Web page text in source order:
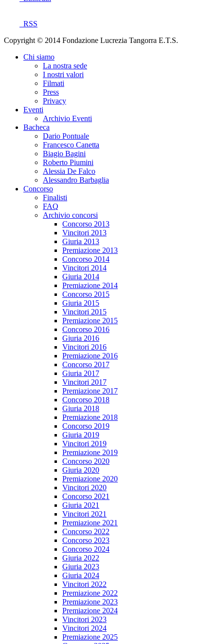
RSS
Copyright © 2014 Fondazione Lucrezia Tangorra E.T.S.
Chi siamo
La nostra sede
I nostri valori
Filmati
Press
Privacy
Eventi
Archivio Eventi
Bacheca
Dario Pontuale
Francesco Canetta
Biagio Bagini
Roberto Piumini
Alessia De Falco
Alessandro Barbaglia
Concorso
Finalisti
FAQ
Archivio concorsi
Concorso 2013
Vincitori 2013
Giuria 2013
Premiazione 2013
Concorso 2014
Vincitori 2014
Giuria 2014
Premiazione 2014
Concorso 2015
Giuria 2015
Vincitori 2015
Premiazione 2015
Concorso 2016
Giuria 2016
Vincitori 2016
Premiazione 2016
Concorso 2017
Giuria 2017
Vincitori 2017
Premiazione 2017
Concorso 2018
Giuria 2018
Premiazione 2018
Concorso 2019
Giuria 2019
Vincitori 2019
Premiazione 2019
Concorso 2020
Giuria 2020
Premiazione 2020
Vincitori 2020
Concorso 2021
Giuria 2021
Vincitori 2021
Premiazione 2021
Concorso 2022
Concorso 2023
Concorso 2024
Giuria 2022
Giuria 2023
Giuria 2024
Vincitori 2022
Premiazione 2022
Premiazione 2023
Premiazione 2024
Vincitori 2023
Vincitori 2024
Premiazione 2025